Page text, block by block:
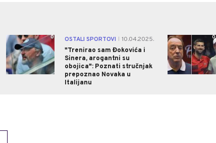
0 OSTALI SPORTOVI
10.04.2025.
"Trenirao sam Đokovića i
Sinera, arogantni su
obojica": Poznati stručnjak
prepoznao Novaka u
Italijanu
0